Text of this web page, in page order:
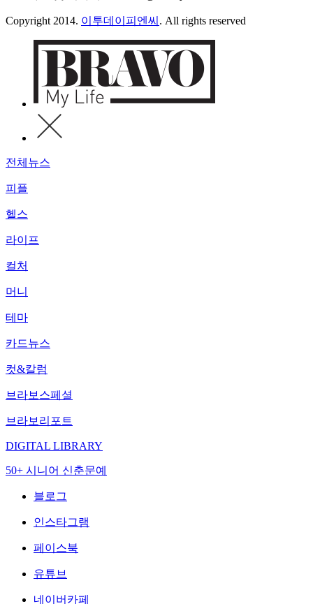
Copyright 2014. 이투데이피엔씨 . All rights reserved
전체뉴스
피플
헬스
라이프
컬처
머니
테마
카드뉴스
컷&칼럼
브라보스페셜
브라보리포트
DIGITAL LIBRARY
50+ 시니어 신춘문예
블로그
인스타그램
페이스북
유튜브
네이버카페